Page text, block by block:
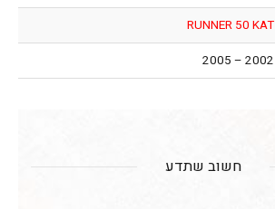
RUNNER 50 KAT
2002 – 2005
חשוב שתדע